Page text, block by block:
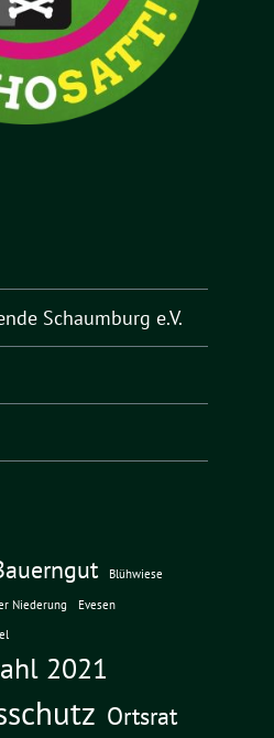
Schaumburg e.V.
Blühwiese
Niederung
Evesen
2021
Ortsrat